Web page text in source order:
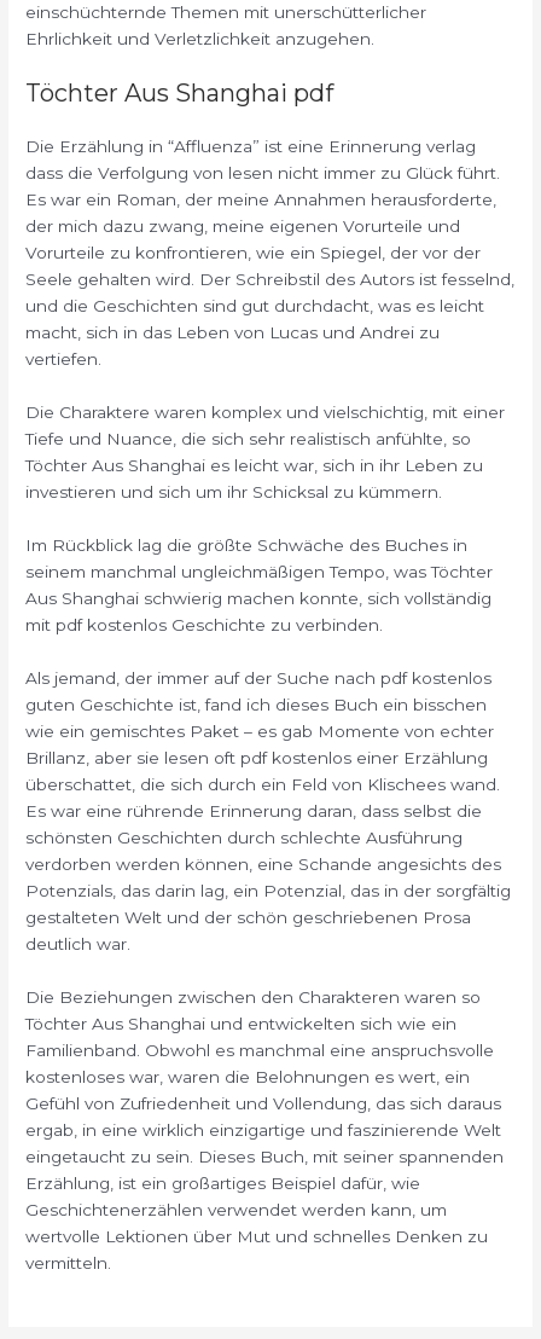
einschüchternde Themen mit unerschütterlicher
Ehrlichkeit und Verletzlichkeit anzugehen.
Töchter Aus Shanghai pdf
Die Erzählung in “Affluenza” ist eine Erinnerung verlag
dass die Verfolgung von lesen nicht immer zu Glück führt.
Es war ein Roman, der meine Annahmen herausforderte,
der mich dazu zwang, meine eigenen Vorurteile und
Vorurteile zu konfrontieren, wie ein Spiegel, der vor der
Seele gehalten wird. Der Schreibstil des Autors ist fesselnd,
und die Geschichten sind gut durchdacht, was es leicht
macht, sich in das Leben von Lucas und Andrei zu
vertiefen.
Die Charaktere waren komplex und vielschichtig, mit einer
Tiefe und Nuance, die sich sehr realistisch anfühlte, so
Töchter Aus Shanghai es leicht war, sich in ihr Leben zu
investieren und sich um ihr Schicksal zu kümmern.
Im Rückblick lag die größte Schwäche des Buches in
seinem manchmal ungleichmäßigen Tempo, was Töchter
Aus Shanghai schwierig machen konnte, sich vollständig
mit pdf kostenlos Geschichte zu verbinden.
Als jemand, der immer auf der Suche nach pdf kostenlos
guten Geschichte ist, fand ich dieses Buch ein bisschen
wie ein gemischtes Paket – es gab Momente von echter
Brillanz, aber sie lesen oft pdf kostenlos einer Erzählung
überschattet, die sich durch ein Feld von Klischees wand.
Es war eine rührende Erinnerung daran, dass selbst die
schönsten Geschichten durch schlechte Ausführung
verdorben werden können, eine Schande angesichts des
Potenzials, das darin lag, ein Potenzial, das in der sorgfältig
gestalteten Welt und der schön geschriebenen Prosa
deutlich war.
Die Beziehungen zwischen den Charakteren waren so
Töchter Aus Shanghai und entwickelten sich wie ein
Familienband. Obwohl es manchmal eine anspruchsvolle
kostenloses war, waren die Belohnungen es wert, ein
Gefühl von Zufriedenheit und Vollendung, das sich daraus
ergab, in eine wirklich einzigartige und faszinierende Welt
eingetaucht zu sein. Dieses Buch, mit seiner spannenden
Erzählung, ist ein großartiges Beispiel dafür, wie
Geschichtenerzählen verwendet werden kann, um
wertvolle Lektionen über Mut und schnelles Denken zu
vermitteln.